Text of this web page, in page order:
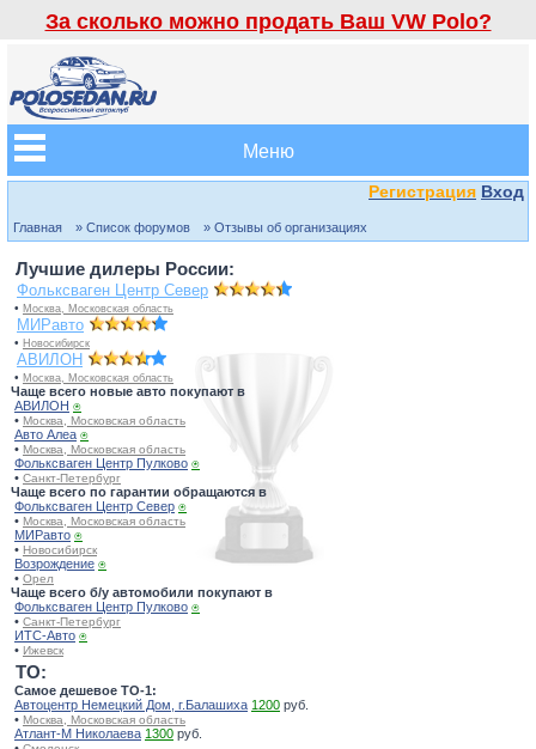
За сколько можно продать Ваш VW Polo?
Меню
Регистрация Вход
Главная » Список форумов » Отзывы об организациях
Лучшие дилеры России:
Фольксваген Центр Север
• Москва, Московская область
МИРавто
• Новосибирск
АВИЛОН
• Москва, Московская область
Чаще всего новые авто покупают в
АВИЛОН ⍟
• Москва, Московская область
Авто Алеа ⍟
• Москва, Московская область
Фольксваген Центр Пулково ⍟
• Санкт-Петербург
Чаще всего по гарантии обращаются в
Фольксваген Центр Север ⍟
• Москва, Московская область
МИРавто ⍟
• Новосибирск
Возрождение ⍟
• Орел
Чаще всего б/у автомобили покупают в
Фольксваген Центр Пулково ⍟
• Санкт-Петербург
ИТС-Авто ⍟
• Ижевск
TO:
Самое дешевое ТО-1:
Автоцентр Немецкий Дом, г.Балашиха 1200 руб.
• Москва, Московская область
Атлант-М Николаева 1300 руб.